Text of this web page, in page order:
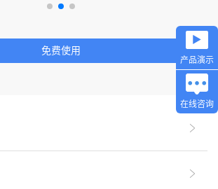
免费使用
产品演示
在线咨询